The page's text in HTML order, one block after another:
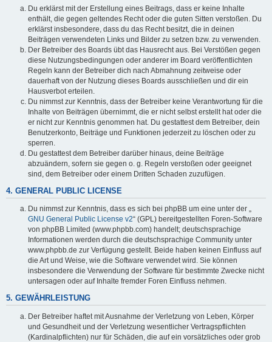
Du erklärst mit der Erstellung eines Beitrags, dass er keine Inhalte
enthält, die gegen geltendes Recht oder die guten Sitten verstoßen. Du
erklärst insbesondere, dass du das Recht besitzt, die in deinen
Beiträgen verwendeten Links und Bilder zu setzen bzw. zu verwenden.
Der Betreiber des Boards übt das Hausrecht aus. Bei Verstößen gegen
diese Nutzungsbedingungen oder anderer im Board veröffentlichten
Regeln kann der Betreiber dich nach Abmahnung zeitweise oder
dauerhaft von der Nutzung dieses Boards ausschließen und dir ein
Hausverbot erteilen.
Du nimmst zur Kenntnis, dass der Betreiber keine Verantwortung für die
Inhalte von Beiträgen übernimmt, die er nicht selbst erstellt hat oder die
er nicht zur Kenntnis genommen hat. Du gestattest dem Betreiber, dein
Benutzerkonto, Beiträge und Funktionen jederzeit zu löschen oder zu
sperren.
Du gestattest dem Betreiber darüber hinaus, deine Beiträge
abzuändern, sofern sie gegen o. g. Regeln verstoßen oder geeignet
sind, dem Betreiber oder einem Dritten Schaden zuzufügen.
4. GENERAL PUBLIC LICENSE
Du nimmst zur Kenntnis, dass es sich bei phpBB um eine unter der „
GNU General Public License v2“ (GPL) bereitgestellten Foren-Software
von phpBB Limited (www.phpbb.com) handelt; deutschsprachige
Informationen werden durch die deutschsprachige Community unter
www.phpbb.de zur Verfügung gestellt. Beide haben keinen Einfluss auf
die Art und Weise, wie die Software verwendet wird. Sie können
insbesondere die Verwendung der Software für bestimmte Zwecke nicht
untersagen oder auf Inhalte fremder Foren Einfluss nehmen.
5. GEWÄHRLEISTUNG
Der Betreiber haftet mit Ausnahme der Verletzung von Leben, Körper
und Gesundheit und der Verletzung wesentlicher Vertragspflichten
(Kardinalpflichten) nur für Schäden, die auf ein vorsätzliches oder grob